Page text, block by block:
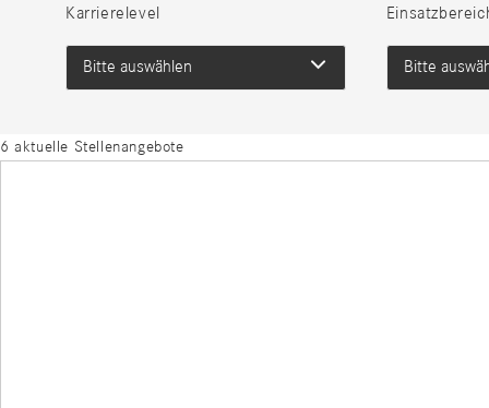
Karrierelevel
Bitte auswählen Bitte
6 aktuelle Stellenangebote